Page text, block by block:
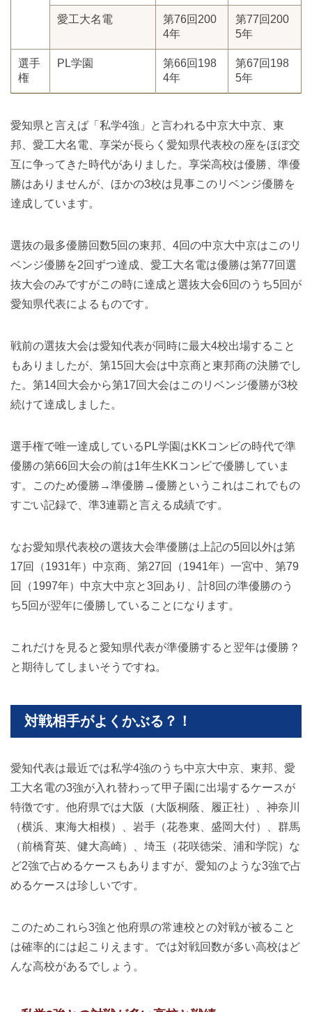
愛工大名電
第76回200
4年
第77回200
5年
選手
権
PL学園
第66回198
4年
第67回198
5年
愛知県と言えば「私学4強」と言われる中京大中京、東
邦、愛工大名電、享栄が長らく愛知県代表校の座をほぼ交
互に争ってきた時代がありました。享栄高校は優勝、準優
勝はありませんが、ほかの3校は見事このリベンジ優勝を
達成しています。
選抜の最多優勝回数5回の東邦、4回の中京大中京はこのリ
ベンジ優勝を2回ずつ達成、愛工大名電は優勝は第77回選
抜大会のみですがこの時に達成と選抜大会6回のうち5回が
愛知県代表によるものです。
戦前の選抜大会は愛知代表が同時に最大4校出場すること
もありましたが、第15回大会は中京商と東邦商の決勝でし
た。第14回大会から第17回大会はこのリベンジ優勝が3校
続けて達成しました。
選手権で唯一達成しているPL学園はKKコンビの時代で準
優勝の第66回大会の前は1年生KKコンビで優勝していま
す。このため優勝→準優勝→優勝というこれはこれでもの
すごい記録で、準3連覇と言える成績です。
なお愛知県代表校の選抜大会準優勝は上記の5回以外は第
17回（1931年）中京商、第27回（1941年）一宮中、第79
回（1997年）中京大中京と3回あり、計8回の準優勝のう
ち5回が翌年に優勝していることになります。
これだけを見ると愛知県代表が準優勝すると翌年は優勝？
と期待してしまいそうですね。
対戦相手がよくかぶる？！
愛知代表は最近では私学4強のうち中京大中京、東邦、愛
工大名電の3強が入れ替わって甲子園に出場するケースが
特徴です。他府県では大阪（大阪桐蔭、履正社）、神奈川
（横浜、東海大相模）、岩手（花巻東、盛岡大付）、群馬
（前橋育英、健大高崎）、埼玉（花咲徳栄、浦和学院）な
ど2強で占めるケースもありますが、愛知のような3強で占
めるケースは珍しいです。
このためこれら3強と他府県の常連校との対戦が被ること
は確率的には起こりえます。では対戦回数が多い高校はど
んな高校があるでしょう。